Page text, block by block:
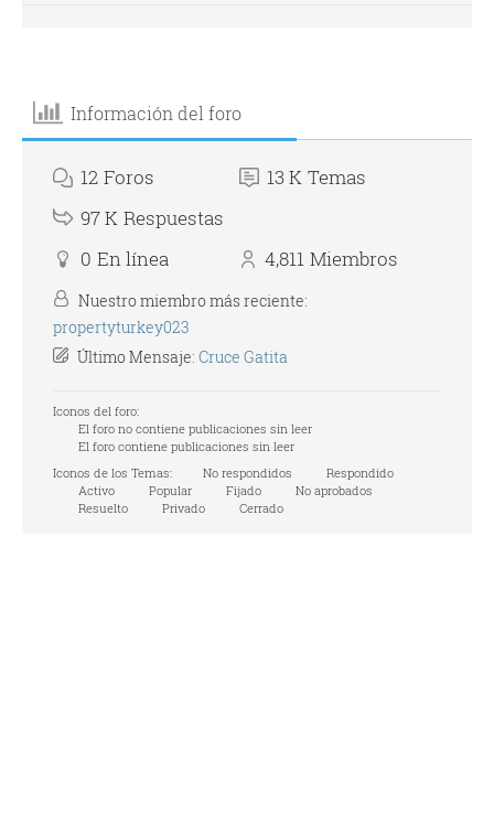
Información del foro
12 Foros 13 K Temas
97 K Respuestas
0 En línea 4,811 Miembros
Nuestro miembro más reciente:
propertyturkey023
Último Mensaje: Cruce Gatita
Iconos del foro:
El foro no contiene publicaciones sin leer
El foro contiene publicaciones sin leer
Iconos de los Temas:
No respondidos
Respondido
Activo
Popular Fijado
No aprobados
Resuelto
Privado Cerrado